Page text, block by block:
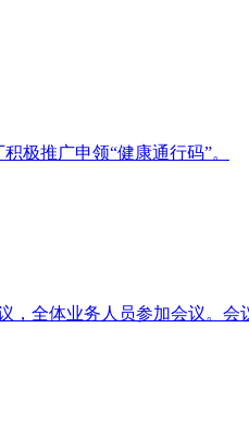
极推广申领“健康通行码”。
全体业务人员参加会议。会